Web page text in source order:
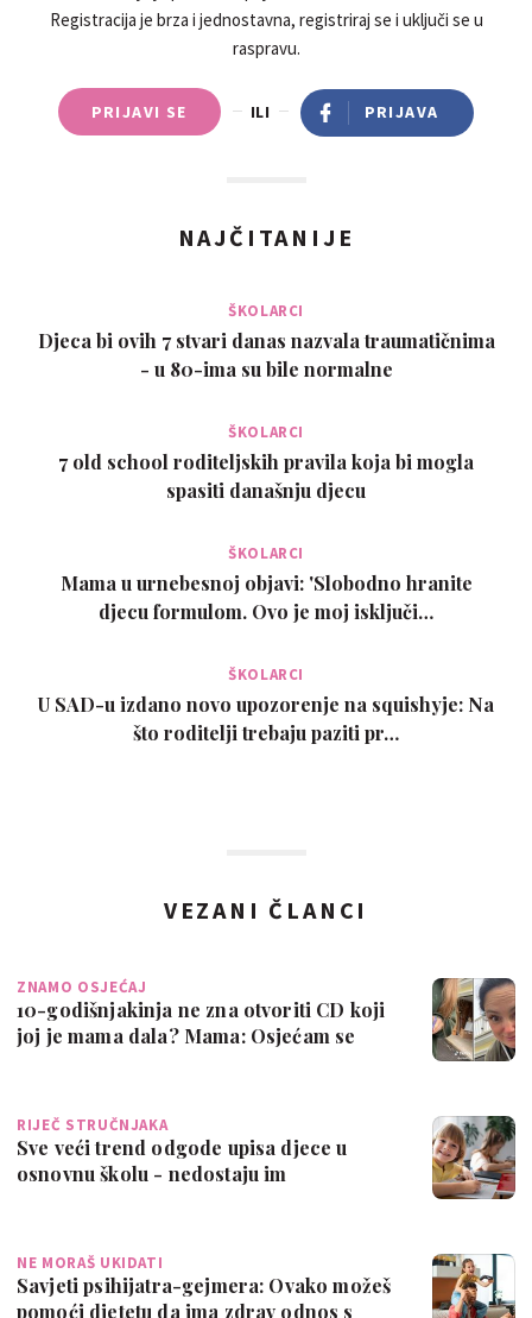
Registracija je brza i jednostavna, registriraj se i uključi se u
raspravu.
PRIJAVI SE ILI PRIJAVA
NAJČITANIJE
ŠKOLARCI
Djeca bi ovih 7 stvari danas nazvala traumatičnima
- u 80-ima su bile normalne
ŠKOLARCI
7 old school roditeljskih pravila koja bi mogla
spasiti današnju djecu
ŠKOLARCI
Mama u urnebesnoj objavi: 'Slobodno hranite
djecu formulom. Ovo je moj isključi…
ŠKOLARCI
U SAD-u izdano novo upozorenje na squishyje: Na
što roditelji trebaju paziti pr…
VEZANI ČLANCI
ZNAMO OSJEĆAJ
10-godišnjakinja ne zna otvoriti CD koji
joj je mama dala? Mama: Osjećam se
RIJEČ STRUČNJAKA
Sve veći trend odgode upisa djece u
osnovnu školu - nedostaju im
NE MORAŠ UKIDATI
Savjeti psihijatra-gejmera: Ovako možeš
pomoći djetetu da ima zdrav odnos s